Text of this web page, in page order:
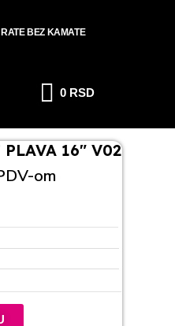
BEZ KAMATE
0 RSD
16" V02
om